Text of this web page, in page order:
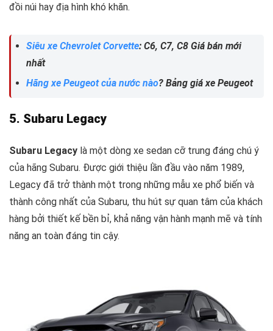
đồi núi hay địa hình khó khăn.
Siêu xe Chevrolet Corvette: C6, C7, C8 Giá bán mới
nhất
Hãng xe Peugeot của nước nào? Bảng giá xe Peugeot
5. Subaru Legacy
Subaru Legacy là một dòng xe sedan cỡ trung đáng chú ý
của hãng Subaru. Được giới thiệu lần đầu vào năm 1989,
Legacy đã trở thành một trong những mẫu xe phổ biến và
thành công nhất của Subaru, thu hút sự quan tâm của khách
hàng bởi thiết kế bền bỉ, khả năng vận hành mạnh mẽ và tính
năng an toàn đáng tin cậy.